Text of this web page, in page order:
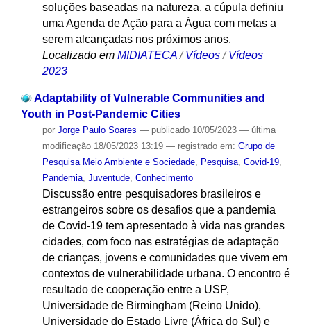
soluções baseadas na natureza, a cúpula definiu
uma Agenda de Ação para a Água com metas a
serem alcançadas nos próximos anos.
Localizado em MIDIATECA /Vídeos /Vídeos
2023
Adaptability of Vulnerable Communities and
Youth in Post-Pandemic Cities
por Jorge Paulo Soares — publicado10/05/2023 — última
modificação18/05/2023 13:19 — registrado em: Grupo de
Pesquisa Meio Ambiente e Sociedade, Pesquisa, Covid-19,
Pandemia, Juventude, Conhecimento
Discussão entre pesquisadores brasileiros e
estrangeiros sobre os desafios que a pandemia
de Covid-19 tem apresentado à vida nas grandes
cidades, com foco nas estratégias de adaptação
de crianças, jovens e comunidades que vivem em
contextos de vulnerabilidade urbana. O encontro é
resultado de cooperação entre a USP,
Universidade de Birmingham (Reino Unido),
Universidade do Estado Livre (África do Sul) e